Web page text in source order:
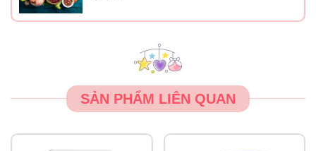
SẢN PHẨM LIÊN QUAN